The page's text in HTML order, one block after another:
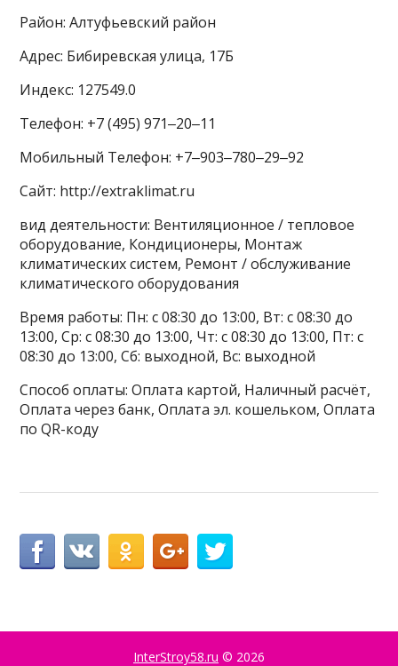
Район: Алтуфьевский район
Адрес: Бибиревская улица, 17Б
Индекс: 127549.0
Телефон: +7 (495) 971‒20‒11
Мобильный Телефон: +7‒903‒780‒29‒92
Сайт: http://extraklimat.ru
вид деятельности: Вентиляционное / тепловое
оборудование, Кондиционеры, Монтаж
климатических систем, Ремонт / обслуживание
климатического оборудования
Время работы: Пн: с 08:30 до 13:00, Вт: с 08:30 до
13:00, Ср: с 08:30 до 13:00, Чт: с 08:30 до 13:00, Пт: с
08:30 до 13:00, Сб: выходной, Вс: выходной
Способ оплаты: Оплата картой, Наличный расчёт,
Оплата через банк, Оплата эл. кошельком, Оплата
по QR-коду
InterStroy58.ru © 2026